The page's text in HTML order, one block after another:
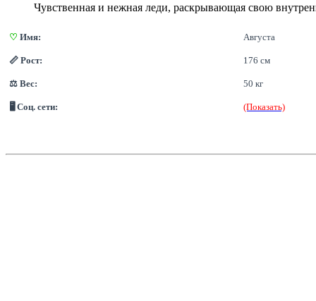
Чувственная и нежная леди, раскрывающая свою
♡ Имя: Августа
📏 Рост: 176 см
⚖ Вес: 50 кг
🖥 Соц. сети: (Показать)